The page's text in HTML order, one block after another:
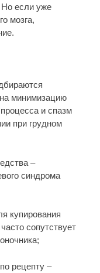
Но если уже
мозга,
минимизацию
и спазм
при грудном
–
синдрома
купирования
сопутствует
рецепту –